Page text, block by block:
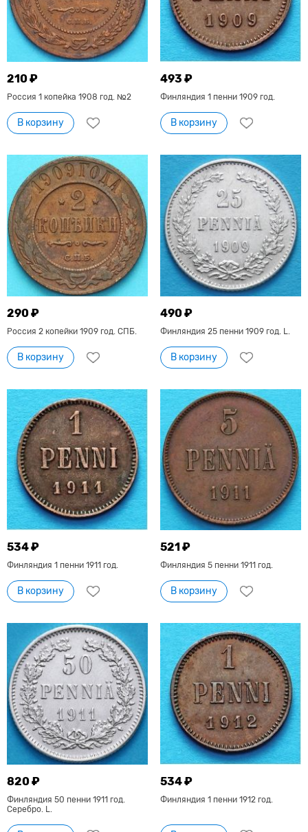
210 ₽
Россия 1 копейка 1908 год. №2
В корзину
493 ₽
Финляндия 1 пенни 1909 год.
В корзину
290 ₽
Россия 2 копейки 1909 год. СПБ.
В корзину
490 ₽
Финляндия 25 пенни 1909 год. L.
В корзину
534 ₽
Финляндия 1 пенни 1911 год.
В корзину
521 ₽
Финляндия 5 пенни 1911 год.
В корзину
820 ₽
Финляндия 50 пенни 1911 год.
Серебро. L.
534 ₽
Финляндия 1 пенни 1912 год.